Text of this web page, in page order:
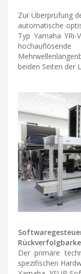
Zur Überprüfung
automatische
Typ Yamaha
beiden Seiten der
Der primäre
spezifischen